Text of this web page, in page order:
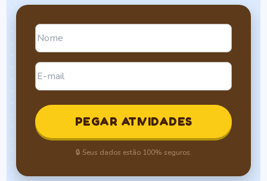
PEGAR ATIVIDADES
🔒 Seus dados estão 100% seguros.